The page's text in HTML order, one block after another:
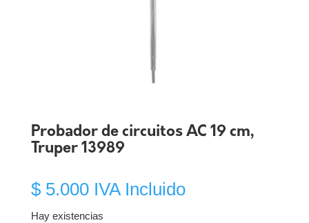
Probador de circuitos AC 19 cm,
Truper 13989
$5.000 IVA Incluido
Hay existencias